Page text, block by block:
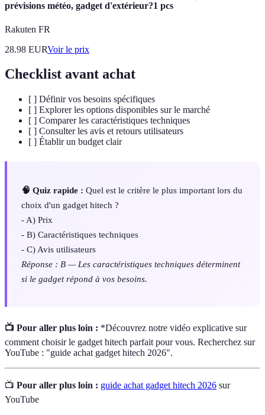
prévisions météo, gadget d'extérieur?1 pcs
Rakuten FR
28.98 EURVoir le prix
Checklist avant achat
[ ] Définir vos besoins spécifiques
[ ] Explorer les options disponibles sur le marché
[ ] Comparer les caractéristiques techniques
[ ] Consulter les avis et retours utilisateurs
[ ] Établir un budget clair
🧠 Quiz rapide : Quel est le critère le plus important lors du
choix d'un gadget hitech ?
- A) Prix
- B) Caractéristiques techniques
- C) Avis utilisateurs
Réponse : B — Les caractéristiques techniques déterminent
si le gadget répond à vos besoins.
📺 Pour aller plus loin : *Découvrez notre vidéo explicative sur
comment choisir le gadget hitech parfait pour vous. Recherchez sur
YouTube : "guide achat gadget hitech 2026".
📺 Pour aller plus loin : guide achat gadget hitech 2026 sur
YouTube